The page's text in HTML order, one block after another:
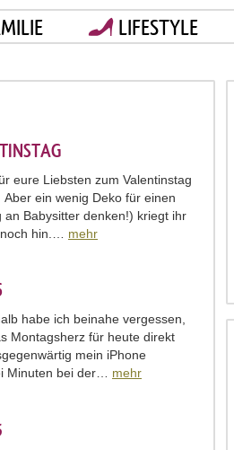
LIFESTYLE
eure Liebsten zum Valentinstag
ein wenig Deko für einen
Babysitter denken!) kriegt ihr
hin.… mehr
habe ich beinahe vergessen,
Montagsherz für heute direkt
mein iPhone
Minuten bei der… mehr